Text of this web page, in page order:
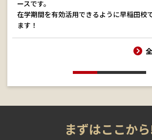
ースです。
在学期間を有効活用できるように早稲田校
ます！
まずはここか